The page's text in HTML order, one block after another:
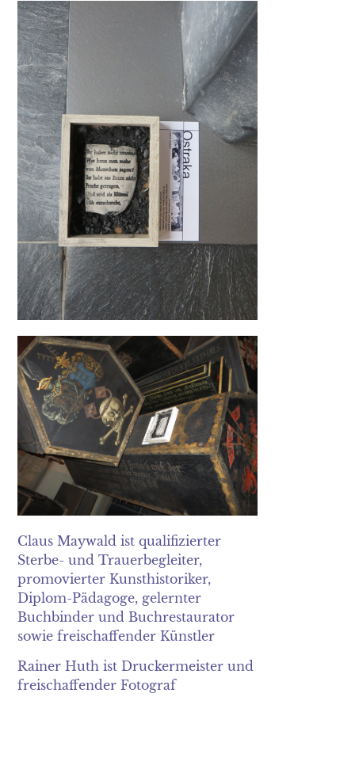
Claus Maywald ist qualifizierter
Sterbe- und Trauerbegleiter,
promovierter Kunsthistoriker,
Diplom-Pädagoge, gelernter
Buchbinder und Buchrestaurator
sowie freischaffender Künstler
Rainer Huth ist Druckermeister und
freischaffender Fotograf